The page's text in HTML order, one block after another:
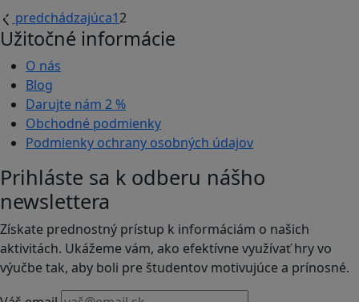
predchádzajúca12
Užitočné informácie
O nás
Blog
Darujte nám 2 %
Obchodné podmienky
Podmienky ochrany osobných údajov
Prihláste sa k odberu nášho
newslettera
Získate prednostný prístup k informáciám o našich
aktivitách. Ukážeme vám, ako efektívne využívať hry vo
výučbe tak, aby boli pre študentov motivujúce a prínosné.